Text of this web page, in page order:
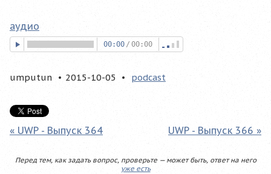
аудио
00:00 / 00:00
umputun 2015-10-05 podcast
« UWP - Выпуск 364 UWP - Выпуск 366 »
Перед тем, как задать вопрос, проверьте — может быть, ответ на него
уже есть